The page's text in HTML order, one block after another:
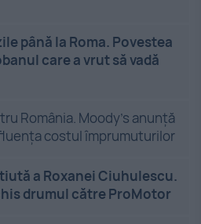
până la Roma. Povestea
care a vrut să vadă
România. Moody’s anunță
costul împrumuturilor
a Roxanei Ciuhulescu.
drumul către ProMotor